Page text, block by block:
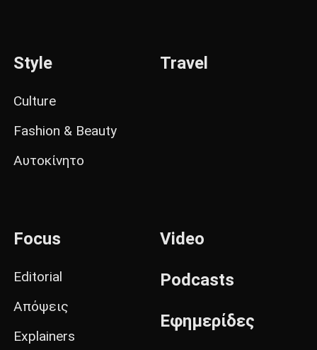
Style
Culture
Fashion & Beauty
Αυτοκίνητο
Travel
Focus
Editorial
Απόψεις
Explainers
Video
Podcasts
Εφημερίδες